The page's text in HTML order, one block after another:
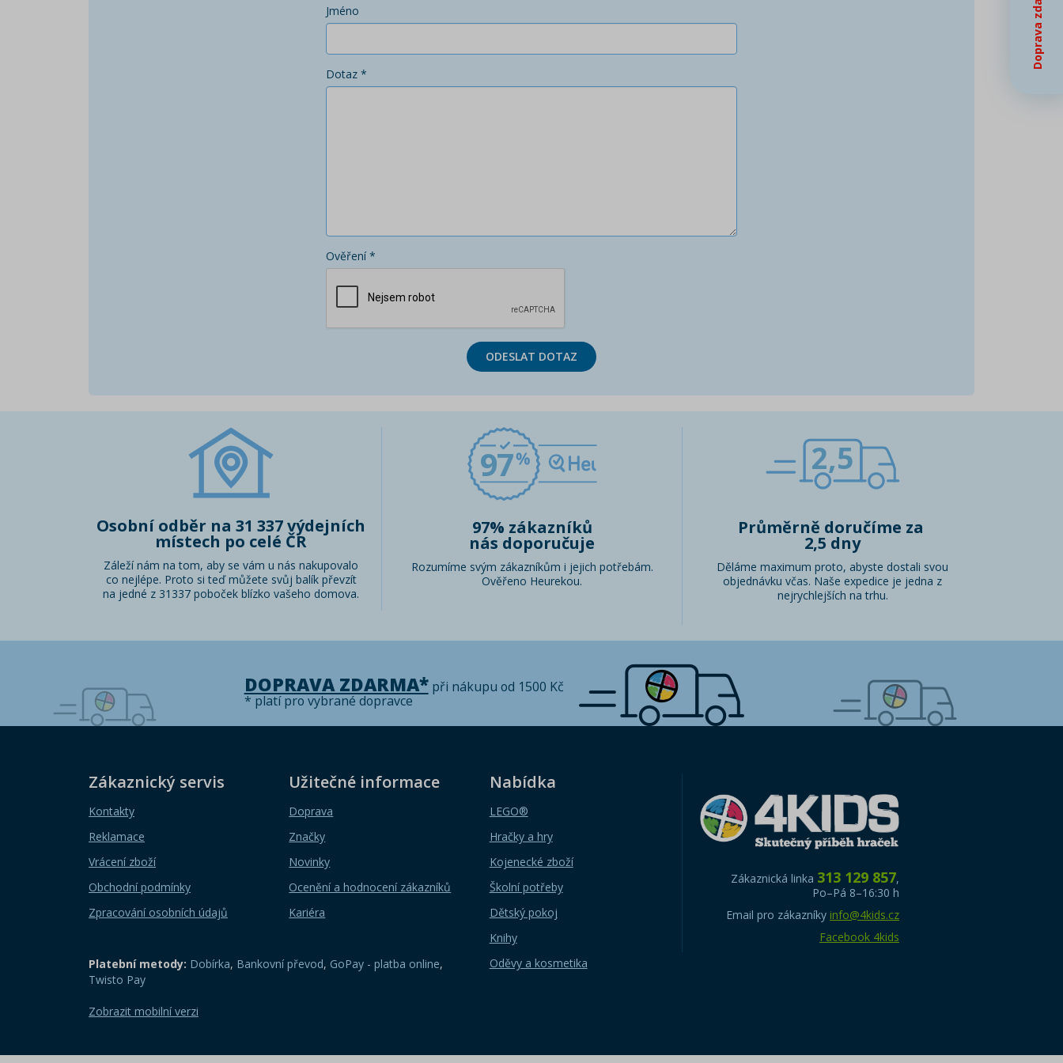
Jméno
Dotaz *
Ověření *
ODESLAT DOTAZ
Osobní odběr na 31 337 výdejních
místech po celé ČR
Záleží nám na tom, aby se vám u nás nakupovalo
co nejlépe. Proto si teď můžete svůj balík převzít
na jedné z 31337 poboček blízko vašeho domova.
97
97% zákazníků
nás doporučuje
Rozumíme svým zákazníkům i jejich potřebám.
Ověřeno Heurekou.
2,5
Průměrně doručíme za
2,5 dny
Děláme maximum proto, abyste dostali svou
objednávku včas. Naše expedice je jedna z
nejrychlejších na trhu.
DOPRAVA ZDARMA*při nákupu od 1500 Kč
* platí pro vybrané dopravce
Zákaznický servis
Kontakty
Reklamace
Vrácení zboží
Obchodní podmínky
Zpracování osobních údajů
Užitečné informace
Doprava
Značky
Novinky
Ocenění a hodnocení zákazníků
Kariéra
Nabídka
LEGO®
Hračky a hry
Kojenecké zboží
Školní potřeby
Dětský pokoj
Knihy
Oděvy a kosmetika
Platební metody: Dobírka, Bankovní převod, GoPay - platba online,
Twisto Pay
Zobrazit mobilní verzi
Zákaznická linka 313 129 857,
Po–Pá 8–16:30 h
Email pro zákazníky info@4kids.cz
Facebook 4kids
Doprava zdarma